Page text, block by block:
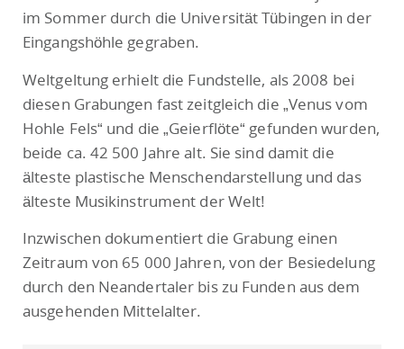
im Sommer durch die Universität Tübingen in der
Eingangshöhle gegraben.
Weltgeltung erhielt die Fundstelle, als 2008 bei
diesen Grabungen fast zeitgleich die „Venus vom
Hohle Fels“ und die „Geierflöte“ gefunden wurden,
beide ca. 42 500 Jahre alt. Sie sind damit die
älteste plastische Menschendarstellung und das
älteste Musikinstrument der Welt!
Inzwischen dokumentiert die Grabung einen
Zeitraum von 65 000 Jahren, von der Besiedelung
durch den Neandertaler bis zu Funden aus dem
ausgehenden Mittelalter.